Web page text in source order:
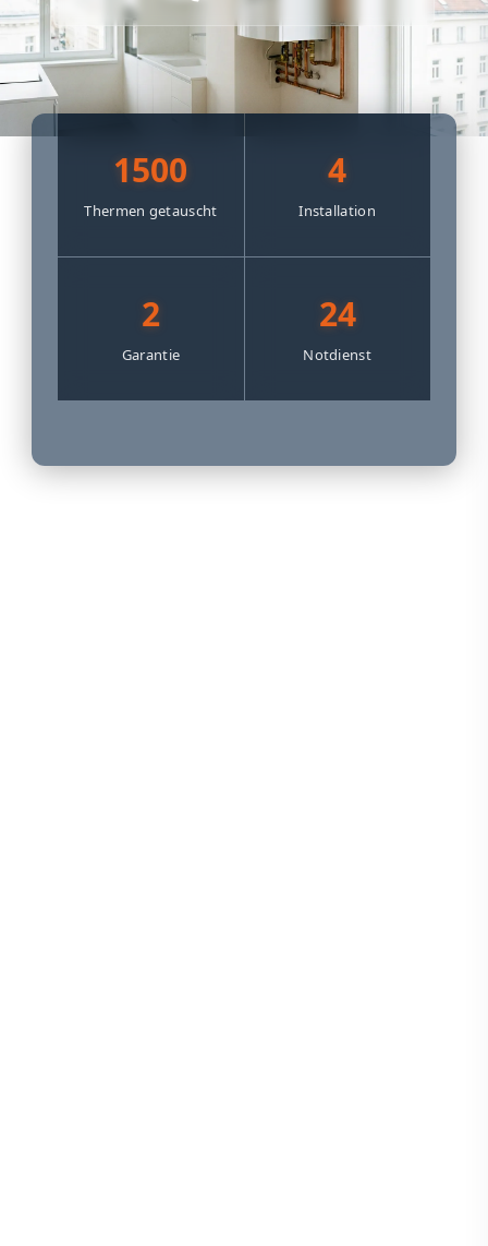
1500
Thermen getauscht
4
Installation
2
Garantie
24
Notdienst